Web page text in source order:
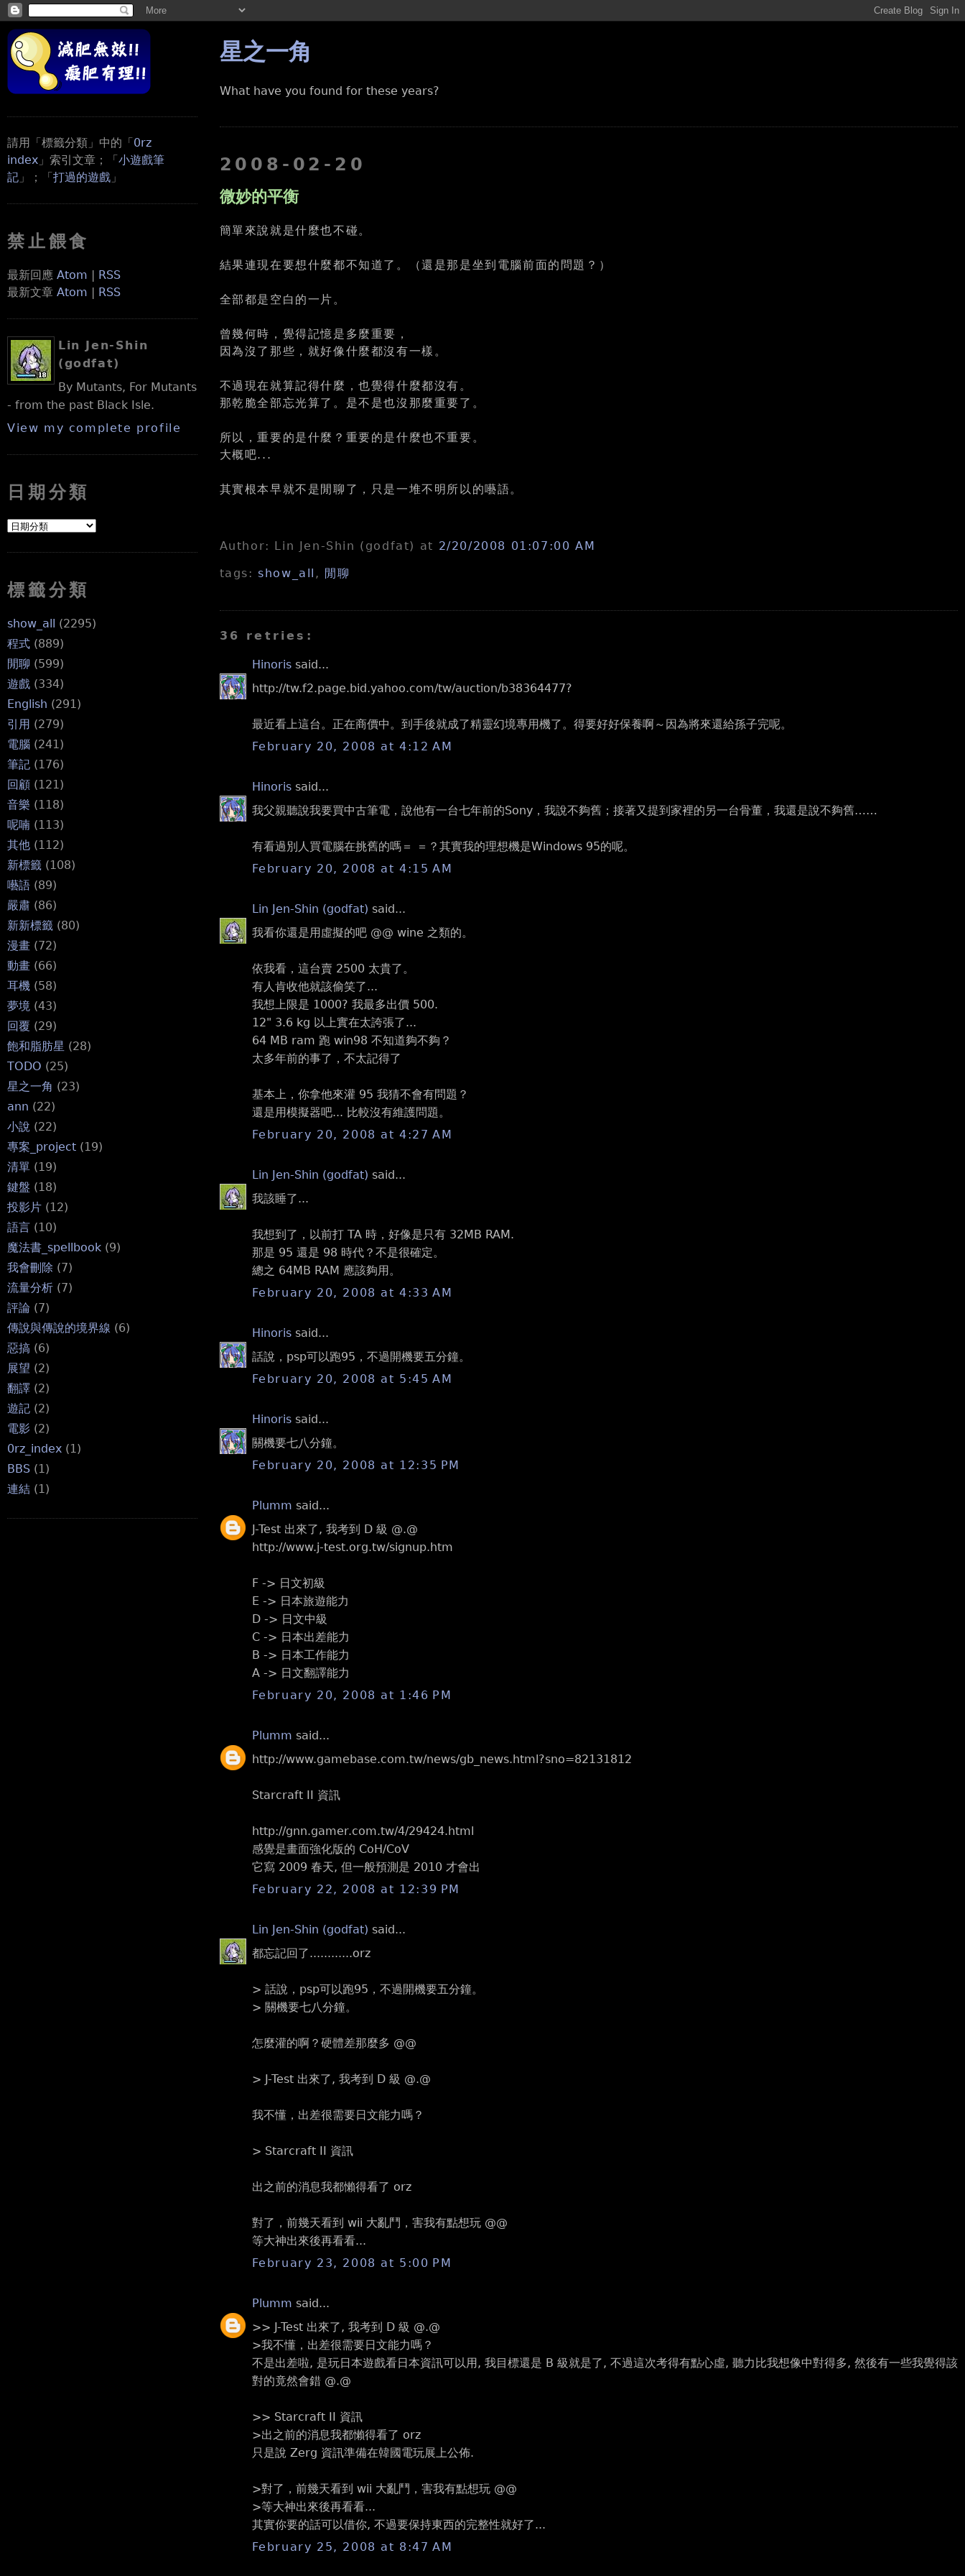
請用「標籤分類」中的「0rz
index 」索引文章；「小遊戲筆
記 」；「打過的遊戲 」
禁止餵食
最新回應 Atom | RSS
最新文章 Atom | RSS
Lin Jen-Shin
(godfat)
By Mutants, For Mutants
- from the past Black Isle.
View my complete profile
日期分類
標籤分類
show_all (2295)
程式 (889)
閒聊 (599)
遊戲 (334)
English (291)
引用 (279)
電腦 (241)
筆記 (176)
回顧 (121)
音樂 (118)
呢喃 (113)
其他 (112)
新標籤 (108)
囈語 (89)
嚴肅 (86)
新新標籤 (80)
漫畫 (72)
動畫 (66)
耳機 (58)
夢境 (43)
回覆 (29)
飽和脂肪星 (28)
TODO (25)
星之一角 (23)
ann (22)
小說 (22)
專案_project (19)
清單 (19)
鍵盤 (18)
投影片 (12)
語言 (10)
魔法書_spellbook (9)
我會刪除 (7)
流量分析 (7)
評論 (7)
傳說與傳說的境界線 (6)
惡搞 (6)
展望 (2)
翻譯 (2)
遊記 (2)
電影 (2)
0rz_index (1)
BBS (1)
連結 (1)
星之一角
What have you found for these years?
2008-02-20
微妙的平衡
簡單來說就是什麼也不碰。
結果連現在要想什麼都不知道了。（還是那是坐到電腦前面的問題？）
全部都是空白的一片。
曾幾何時，覺得記憶是多麼重要，
因為沒了那些，就好像什麼都沒有一樣。
不過現在就算記得什麼，也覺得什麼都沒有。
那乾脆全部忘光算了。是不是也沒那麼重要了。
所以，重要的是什麼？重要的是什麼也不重要。
大概吧...
其實根本早就不是閒聊了，只是一堆不明所以的囈語。
Author: Lin Jen-Shin (godfat) at 2/20/2008 01:07:00 AM
tags:show_all , 閒聊
36 retries:
Hinorissaid...
http://tw.f2.page.bid.yahoo.com/tw/auction/b38364477?
最近看上這台。正在商價中。到手後就成了精靈幻境專用機了。得要好好保養啊～因為將來還給孫子完呢。
February 20, 2008 at 4:12 AM
Hinorissaid...
我父親聽說我要買中古筆電，說他有一台七年前的Sony，我說不夠舊；接著又提到家裡的另一台骨董，我還是說不夠舊……
有看過別人買電腦在挑舊的嗎＝ ＝？其實我的理想機是Windows 95的呢。
February 20, 2008 at 4:15 AM
Lin Jen-Shin (godfat) said...
我看你還是用虛擬的吧 @@ wine 之類的。
依我看，這台賣 2500 太貴了。
有人肯收他就該偷笑了...
我想上限是 1000? 我最多出價 500.
12" 3.6 kg 以上實在太誇張了...
64 MB ram 跑 win98 不知道夠不夠？
太多年前的事了，不太記得了
基本上，你拿他來灌 95 我猜不會有問題？
還是用模擬器吧... 比較沒有維護問題。
February 20, 2008 at 4:27 AM
Lin Jen-Shin (godfat) said...
我該睡了...
我想到了，以前打 TA 時，好像是只有 32MB RAM.
那是 95 還是 98 時代？不是很確定。
總之 64MB RAM 應該夠用。
February 20, 2008 at 4:33 AM
Hinorissaid...
話說，psp可以跑95，不過開機要五分鐘。
February 20, 2008 at 5:45 AM
Hinorissaid...
關機要七八分鐘。
February 20, 2008 at 12:35 PM
Plumm said...
J-Test 出來了, 我考到 D 級 @.@
http://www.j-test.org.tw/signup.htm
F -> 日文初級
E -> 日本旅遊能力
D -> 日文中級
C -> 日本出差能力
B -> 日本工作能力
A -> 日文翻譯能力
February 20, 2008 at 1:46 PM
Plumm said...
http://www.gamebase.com.tw/news/gb_news.html?sno=82131812
Starcraft II 資訊
http://gnn.gamer.com.tw/4/29424.html
感覺是畫面強化版的 CoH/CoV
它寫 2009 春天, 但一般預測是 2010 才會出
February 22, 2008 at 12:39 PM
Lin Jen-Shin (godfat) said...
都忘記回了............orz
> 話說，psp可以跑95，不過開機要五分鐘。
> 關機要七八分鐘。
怎麼灌的啊？硬體差那麼多 @@
> J-Test 出來了, 我考到 D 級 @.@
我不懂，出差很需要日文能力嗎？
> Starcraft II 資訊
出之前的消息我都懶得看了 orz
對了，前幾天看到 wii 大亂鬥，害我有點想玩 @@
等大神出來後再看看...
February 23, 2008 at 5:00 PM
Plumm said...
>> J-Test 出來了, 我考到 D 級 @.@
>我不懂，出差很需要日文能力嗎？
不是出差啦, 是玩日本遊戲看日本資訊可以用, 我目標還是 B 級就是了, 不過這次考得有點心虛, 聽力比我想像中對得多, 然後有一些我覺得該
對的竟然會錯 @.@
>> Starcraft II 資訊
>出之前的消息我都懶得看了 orz
只是說 Zerg 資訊準備在韓國電玩展上公佈.
>對了，前幾天看到 wii 大亂鬥，害我有點想玩 @@
>等大神出來後再看看...
其實你要的話可以借你, 不過要保持東西的完整性就好了...
February 25, 2008 at 8:47 AM